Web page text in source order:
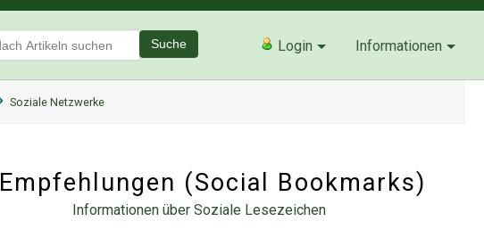
Suche Login Informationen
Soziale Netzwerke
Empfehlungen (Social Bookmarks)
Informationen über Soziale Lesezeichen